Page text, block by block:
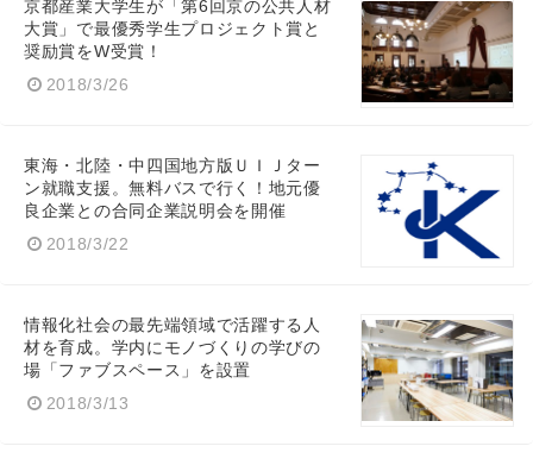
京都産業大学生が「第6回京の公共人材
大賞」で最優秀学生プロジェクト賞と
奨励賞をW受賞！
2018/3/26
東海・北陸・中四国地方版ＵＩＪター
ン就職支援。無料バスで行く！地元優
良企業との合同企業説明会を開催
2018/3/22
情報化社会の最先端領域で活躍する人
材を育成。学内にモノづくりの学びの
場「ファブスペース」を設置
2018/3/13